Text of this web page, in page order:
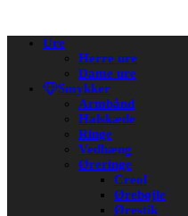
navigation
Ure
Herre ure
Dame ure
Smykker
Armbånd
Halskæde
Ringe
Vedhæng
Øreringe
Creol
Ørebøjle
Ørestik